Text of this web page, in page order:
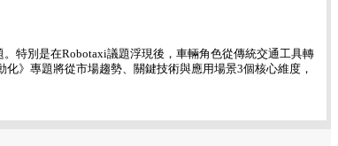
特別是在Robotaxi議題浮現後，車輛角色從傳統交通工具轉
》專題將從市場趨勢、關鍵技術與應用場景3個核心維度，